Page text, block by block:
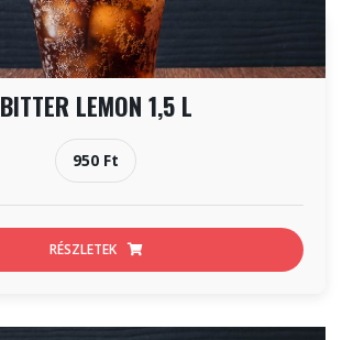
BITTER LEMON 1,5 L
950 Ft
RÉSZLETEK